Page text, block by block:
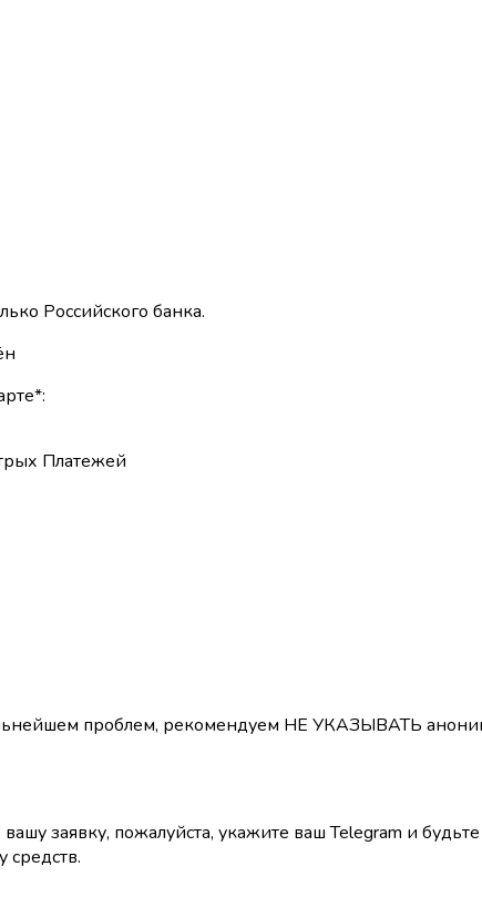
Российского банка.
*:
Платежей
проблем, рекомендуем НЕ УКАЗЫВАТЬ
заявку, пожалуйста, укажите ваш Telegram и